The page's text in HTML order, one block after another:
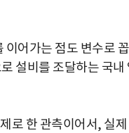
어가는 점도 변수로
설비를 조달하는 국
로 한 관측이어서, 실